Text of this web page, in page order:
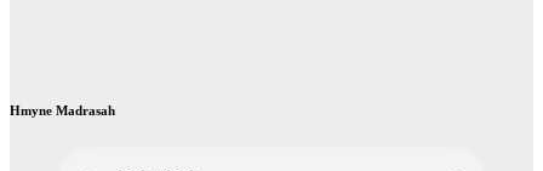
Hmyne Madrasah